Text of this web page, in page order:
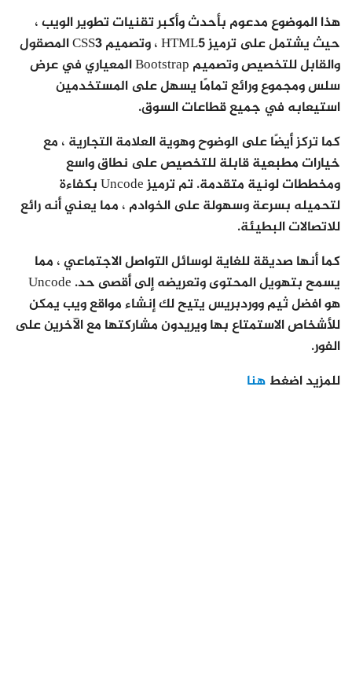
هذا الموضوع مدعوم بأحدث وأكبر تقنيات تطوير الويب ،
حيث يشتمل على ترميز HTML5 ، وتصميم CSS3 المصقول
والقابل للتخصيص وتصميم Bootstrap المعياري في عرض
سلس ومجموع ورائع تمامًا يسهل على المستخدمين
استيعابه في جميع قطاعات السوق.
كما تركز أيضًا على الوضوح وهوية العلامة التجارية ، مع
خيارات مطبعية قابلة للتخصيص على نطاق واسع
ومخططات لونية متقدمة. تم ترميز Uncode بكفاءة
لتحميله بسرعة وسهولة على الخوادم ، مما يعني أنه رائع
للاتصالات البطيئة.
كما أنها صديقة للغاية لوسائل التواصل الاجتماعي ، مما
يسمح بتهويل المحتوى وتعريضه إلى أقصى حد. Uncode
هو افضل ثيم ووردبريس يتيح لك إنشاء مواقع ويب يمكن
للأشخاص الاستمتاع بها ويريدون مشاركتها مع الآخرين على
الفور.
للمزيد اضغط هنا